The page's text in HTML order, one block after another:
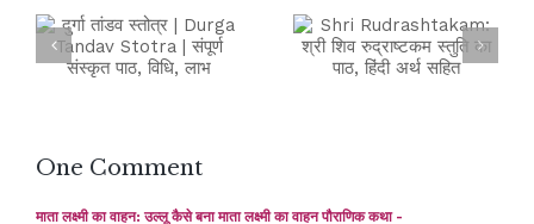
One Comment
माता लक्ष्मी का वाहन: उल्लू कैसे बना माता लक्ष्मी का वाहन पौराणिक कथा -